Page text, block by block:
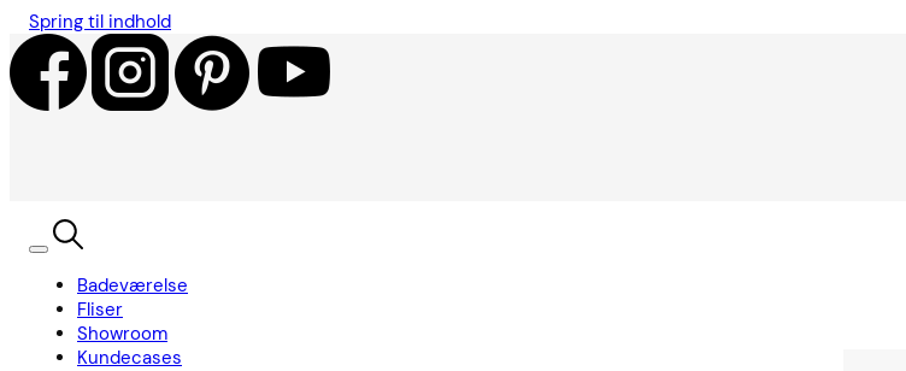
Spring til indhold
Badeværelse
Fliser
Showroom
Kundecases